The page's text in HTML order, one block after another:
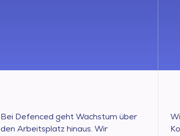
Bei Defenced geht Wachstum über
den Arbeitsplatz hinaus. Wir